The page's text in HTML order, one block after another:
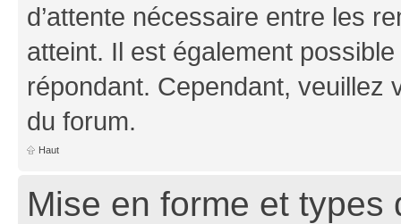
d’attente nécessaire entre les
atteint. Il est également
répondant. Cependant,
du forum.
Haut
Mise en forme et types